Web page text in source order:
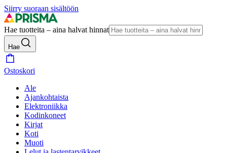
Siirry suoraan sisältöön
Hae tuotteita – aina halvat hinnat
Hae
Ostoskori
Ale
Ajankohtaista
Elektroniikka
Kodinkoneet
Kirjat
Koti
Muoti